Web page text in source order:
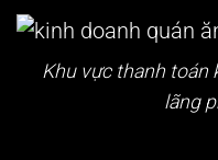
Khu vực thanh toán
lãng